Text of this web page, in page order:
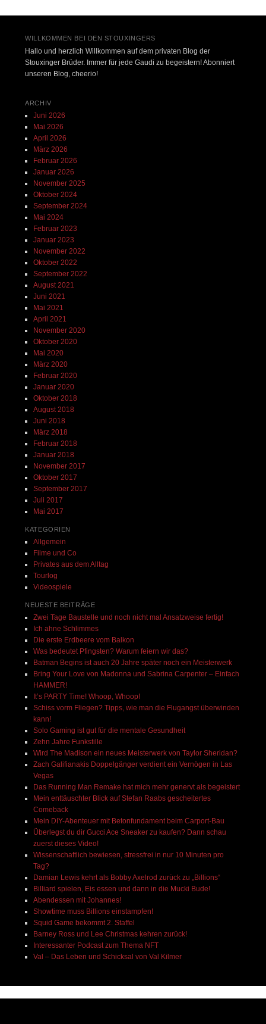
WILLKOMMEN BEI DEN STOUXINGERS
Hallo und herzlich Willkommen auf dem privaten Blog der
Stouxinger Brüder. Immer für jede Gaudi zu begeistern! Abonniert
unseren Blog, cheerio!
ARCHIV
Juni 2026
Mai 2026
April 2026
März 2026
Februar 2026
Januar 2026
November 2025
Oktober 2024
September 2024
Mai 2024
Februar 2023
Januar 2023
November 2022
Oktober 2022
September 2022
August 2021
Juni 2021
Mai 2021
April 2021
November 2020
Oktober 2020
Mai 2020
März 2020
Februar 2020
Januar 2020
Oktober 2018
August 2018
Juni 2018
März 2018
Februar 2018
Januar 2018
November 2017
Oktober 2017
September 2017
Juli 2017
Mai 2017
KATEGORIEN
Allgemein
Filme und Co
Privates aus dem Alltag
Tourlog
Videospiele
NEUESTE BEITRÄGE
Zwei Tage Baustelle und noch nicht mal Ansatzweise fertig!
Ich ahne Schlimmes
Die erste Erdbeere vom Balkon
Was bedeutet Pfingsten? Warum feiern wir das?
Batman Begins ist auch 20 Jahre später noch ein Meisterwerk
Bring Your Love von Madonna und Sabrina Carpenter – Einfach
HAMMER!
It’s PARTY Time! Whoop, Whoop!
Schiss vorm Fliegen? Tipps, wie man die Flugangst überwinden
kann!
Solo Gaming ist gut für die mentale Gesundheit
Zehn Jahre Funkstille
Wird The Madison ein neues Meisterwerk von Taylor Sheridan?
Zach Galifianakis Doppelgänger verdient ein Vernögen in Las
Vegas
Das Running Man Remake hat mich mehr genervt als begeistert
Mein enttäuschter Blick auf Stefan Raabs gescheitertes
Comeback
Mein DIY-Abenteuer mit Betonfundament beim Carport-Bau
Überlegst du dir Gucci Ace Sneaker zu kaufen? Dann schau
zuerst dieses Video!
Wissenschaftlich bewiesen, stressfrei in nur 10 Minuten pro
Tag?
Damian Lewis kehrt als Bobby Axelrod zurück zu „Billions“
Billiard spielen, Eis essen und dann in die Mucki Bude!
Abendessen mit Johannes!
Showtime muss Billions einstampfen!
Squid Game bekommt 2. Staffel
Barney Ross und Lee Christmas kehren zurück!
Interessanter Podcast zum Thema NFT
Val – Das Leben und Schicksal von Val Kilmer